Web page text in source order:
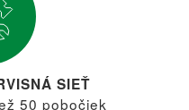
SIEŤ
50 pobočiek